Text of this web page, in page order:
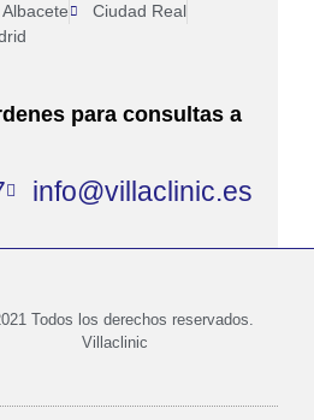
Albacete
Ciudad Real
para consultas a
info@villaclinic.es
Todos los derechos reservados.
Villaclinic